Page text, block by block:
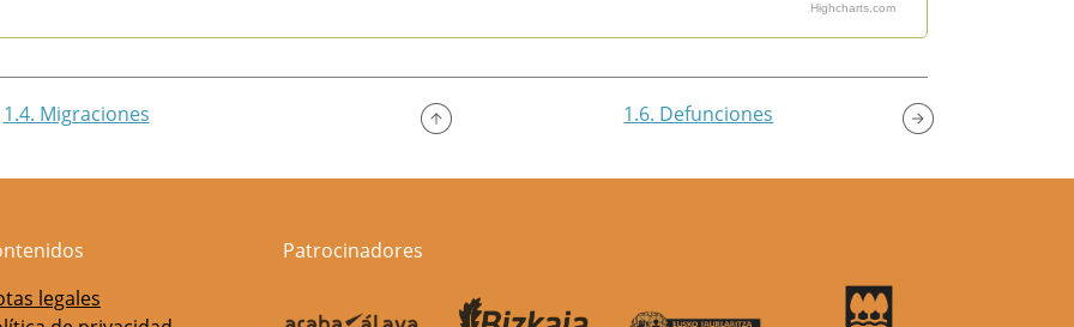
Highcharts.com
1.4. Migraciones 1.6. Defunciones
legales
Patrocinadores